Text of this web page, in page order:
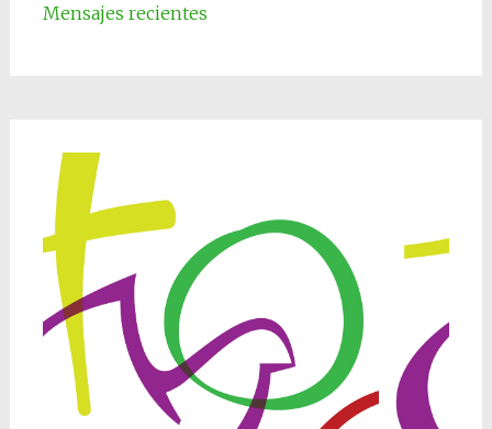
Mensajes recientes